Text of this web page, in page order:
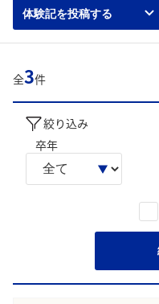
体験記を投稿する
全3件
絞り込み
卒年